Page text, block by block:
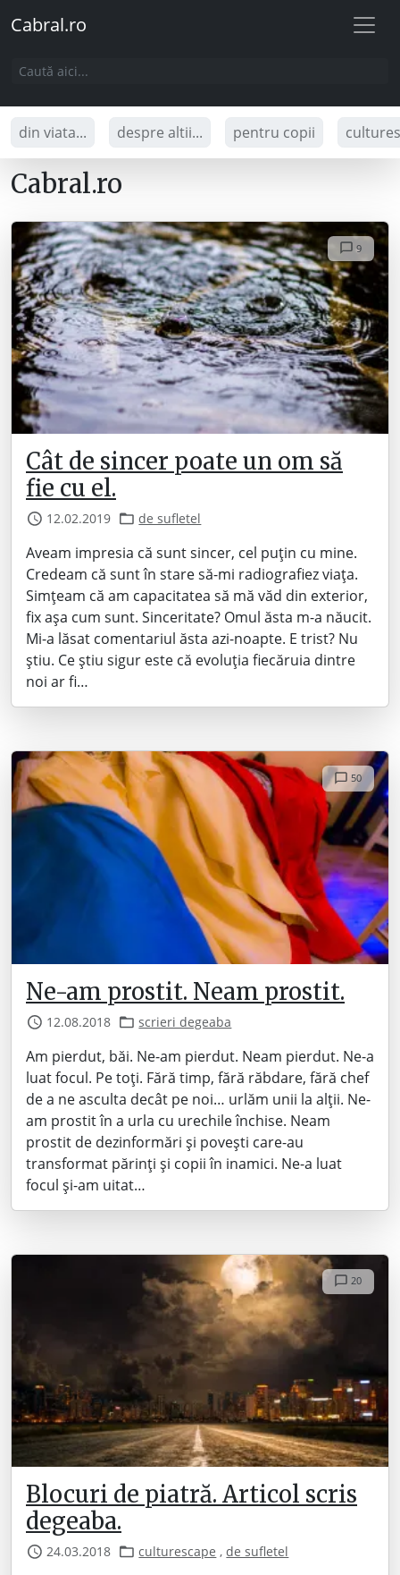
Cabral.ro
din viata... despre altii... pentru copii
Cabral.ro
9
Cât de sincer poate un om să
fie cu el.
12.02.2019 de sufletel
Aveam impresia că sunt sincer, cel puțin cu mine.
Credeam că sunt în stare să-mi radiografiez viața.
Simțeam că am capacitatea să mă văd din exterior,
fix așa cum sunt. Sinceritate? Omul ăsta m-a năucit.
Mi-a lăsat comentariul ăsta azi-noapte. E trist? Nu
știu. Ce știu sigur este că evoluția fiecăruia dintre
noi ar fi…
50
Ne-am prostit. Neam prostit.
12.08.2018 scrieri degeaba
Am pierdut, băi. Ne-am pierdut. Neam pierdut. Ne-a
luat focul. Pe toți. Fără timp, fără răbdare, fără chef
de a ne asculta decât pe noi… urlăm unii la alții. Ne-
am prostit în a urla cu urechile închise. Neam
prostit de dezinformări și povești care-au
transformat părinți și copii în inamici. Ne-a luat
focul și-am uitat…
20
Blocuri de piatră. Articol scris
degeaba.
24.03.2018 culturescape ,de sufletel